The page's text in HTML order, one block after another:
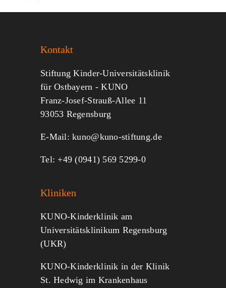
Kontakt
Stiftung Kinder-Universitätsklinik
für Ostbayern - KUNO
Franz-Josef-Strauß-Allee 11
93053 Regensburg
E-Mail:kuno@kuno-stiftung.de
Tel: +49 (0941) 569 5299-0
Kliniken
KUNO-Kinderklinik am
Universitätsklinikum Regensburg
(UKR)
KUNO-Kinderklinik in der Klinik
St. Hedwig im Krankenhaus